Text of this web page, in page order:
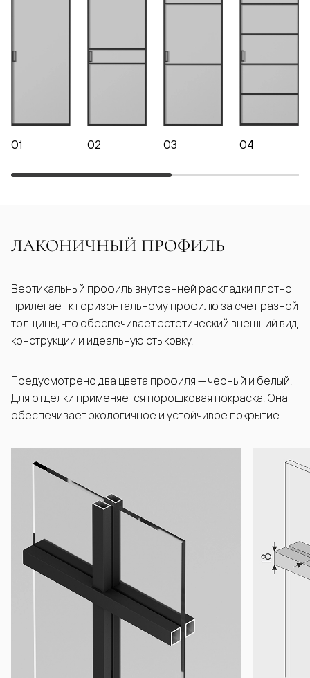
01 02 03 04
ЛАКОНИЧНЫЙ ПРОФИЛЬ
Вертикальный профиль внутренней раскладки плотно
прилегает к горизонтальному профилю за счёт разной
толщины, что обеспечивает эстетический внешний вид
конструкции и идеальную стыковку.
Предусмотрено два цвета профиля — черный и белый.
Для отделки применяется порошковая покраска. Она
обеспечивает экологичное и устойчивое покрытие.